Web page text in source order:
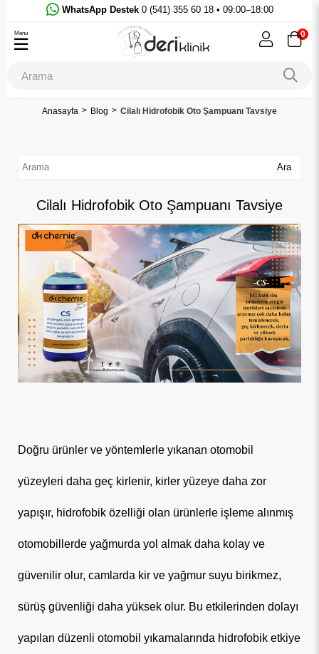
WhatsApp Destek 0 (541) 355 60 18 • 09:00–18:00
0
Menu
Anasayfa Blog Cilalı Hidrofobik Oto Şampuanı Tavsiye
Ara
Cilalı Hidrofobik Oto Şampuanı Tavsiye
Doğru ürünler ve yöntemlerle yıkanan otomobil
yüzeyleri daha geç kirlenir, kirler yüzeye daha zor
yapışır, hidrofobik özelliği olan ürünlerle işleme alınmış
otomobillerde yağmurda yol almak daha kolay ve
güvenilir olur, camlarda kir ve yağmur suyu birikmez,
sürüş güvenliği daha yüksek olur. Bu etkilerinden dolayı
yapılan düzenli otomobil yıkamalarında hidrofobik etkiye